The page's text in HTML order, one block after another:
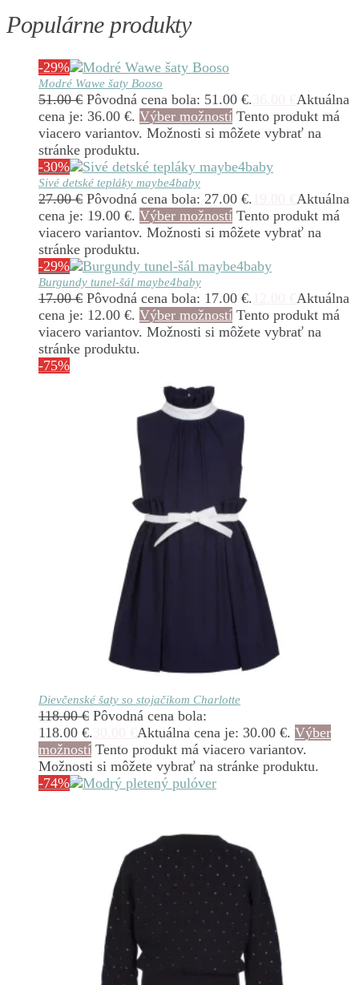
Populárne produkty
-29%
Modré Wawe šaty Booso
51.00€ Pôvodná cena bola: 51.00 €.
Aktuálna
cena je: 36.00 €. Výber možností Tento produkt má
viacero variantov. Možnosti si môžete vybrať na
stránke produktu.
-30%
Sivé detské tepláky maybe4baby
27.00€ Pôvodná cena bola: 27.00 €.
Aktuálna
cena je: 19.00 €. Výber možností Tento produkt má
viacero variantov. Možnosti si môžete vybrať na
stránke produktu.
-29%
Burgundy tunel-šál maybe4baby
17.00€ Pôvodná cena bola: 17.00 €.
Aktuálna
cena je: 12.00 €. Výber možností Tento produkt má
viacero variantov. Možnosti si môžete vybrať na
stránke produktu.
-75%
Dievčenské šaty so stojačikom Charlotte
118.00€ Pôvodná cena bola:
118.00 €.
Aktuálna cena je: 30.00 €. Výber
možností Tento produkt má viacero variantov.
Možnosti si môžete vybrať na stránke produktu.
-74%